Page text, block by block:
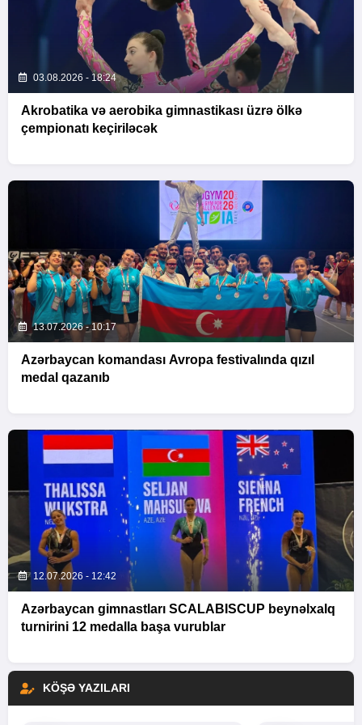
03.08.2026 - 18:24
Akrobatika və aerobika gimnastikası üzrə ölkə
çempionatı keçiriləcək
13.07.2026 - 10:17
Azərbaycan komandası Avropa festivalında qızıl
medal qazanıb
12.07.2026 - 12:42
Azərbaycan gimnastları SCALABISCUP beynəlxalq
turnirini 12 medalla başa vurublar
KÖŞƏ YAZILARI